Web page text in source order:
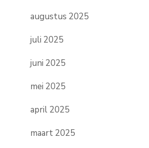
augustus 2025
juli 2025
juni 2025
mei 2025
april 2025
maart 2025